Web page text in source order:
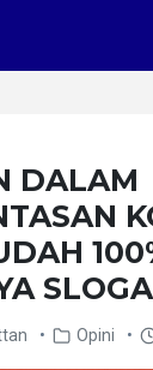
DALAM
• Opini •